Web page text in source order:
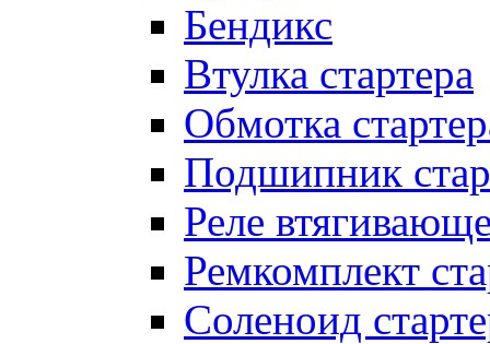
Бендикс
Втулка стартера
Обмотка
Подшипник
Реле
Ремкомплект
Соленоид